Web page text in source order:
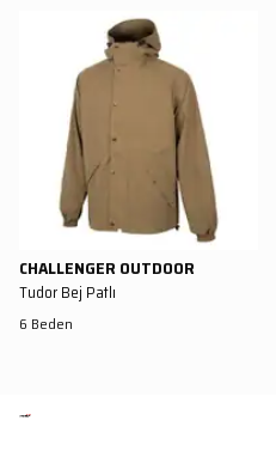
CHALLENGER OUTDOOR
Tudor Bej Patlı
6 Beden